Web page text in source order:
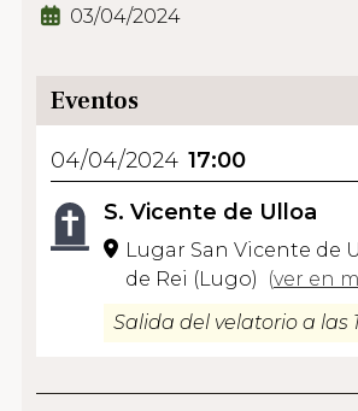
03/04/2024
Eventos
04/04/2024 17:00
S. Vicente de Ulloa
Lugar San Vicente de
de Rei (Lugo)
(ver en
Salida del velatorio a las